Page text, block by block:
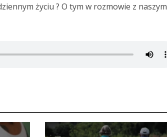
życiu ? O tym w rozmowie z naszym